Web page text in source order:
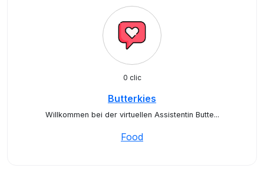
0 clic
Butterkies
Willkommen bei der virtuellen Assistentin Butte...
Food